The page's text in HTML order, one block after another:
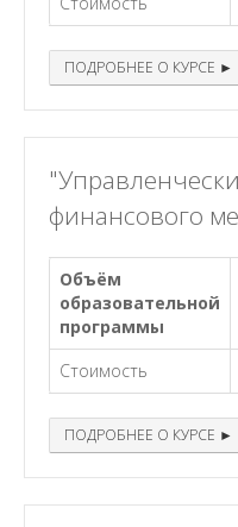
ПОДРОБНЕЕ О КУРСЕ ►
финансового
Объём
образовательной
программы
Стоимость
ПОДРОБНЕЕ О КУРСЕ ►